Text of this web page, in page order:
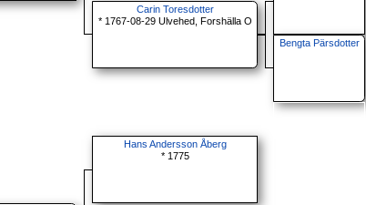
Carin Toresdotter
* 1767-08-29 Ulvehed, Forshälla O
Bengta Pärsdotter
Hans Andersson Åberg
* 1775